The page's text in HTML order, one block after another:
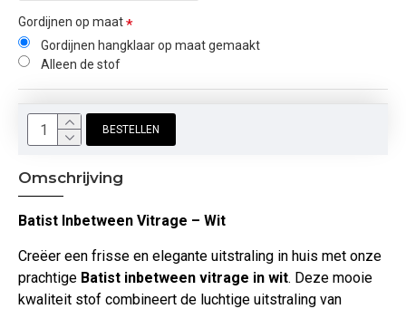
Gordijnen op maat
Gordijnen hangklaar op maat gemaakt
Alleen de stof
BESTELLEN
Omschrijving
Batist Inbetween Vitrage – Wit
Creëer een frisse en elegante uitstraling in huis met onze
prachtige Batist inbetween vitrage in wit. Deze mooie
kwaliteit stof combineert de luchtige uitstraling van